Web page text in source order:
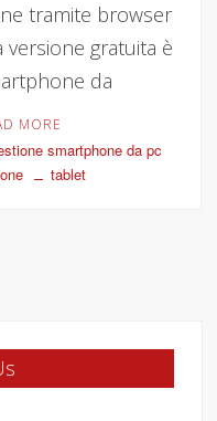
tramite browser
versione gratuita è
da
MORE
smartphone da pc
tablet